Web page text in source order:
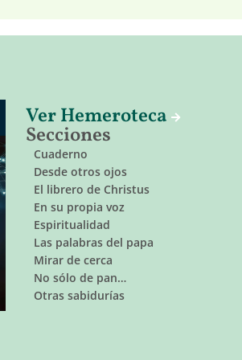
Ver Hemeroteca
Secciones
Cuaderno
Desde otros ojos
El librero de Christus
En su propia voz
Espiritualidad
Las palabras del papa
Mirar de cerca
No sólo de pan…
Otras sabidurías